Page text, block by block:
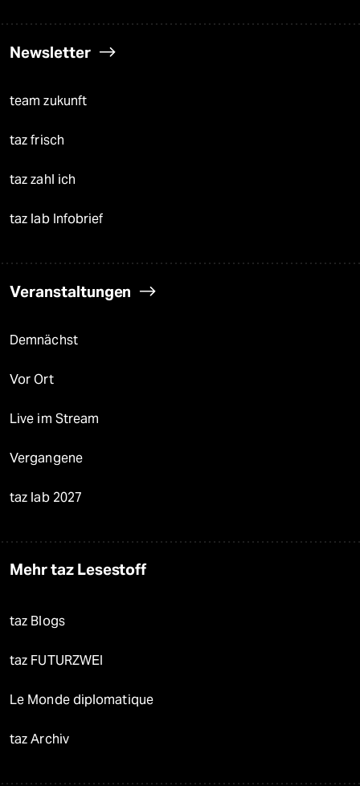
Newsletter
team zukunft
taz frisch
taz zahl ich
taz lab Infobrief
Veranstaltungen
Demnächst
Vor Ort
Live im Stream
Vergangene
taz lab 2027
Mehr taz Lesestoff
taz Blogs
taz FUTURZWEI
Le Monde diplomatique
taz Archiv